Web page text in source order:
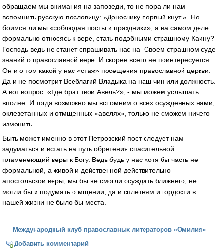
обращаем мы внимания на заповеди, то не пора ли нам
вспомнить русскую пословицу: «Доносчику первый кнут!». Не
боимся ли мы «соблюдая посты и праздники», а на самом деле
формально относясь к вере, стать подобными страшному Каину?
Господь ведь не станет спрашивать нас на Своем страшном суде
знаний о православной вере. И скорее всего не поинтересуется
Он и о том какой у нас «стаж» посещения православной церкви.
Да и не посмотрит Всеблагий Владыка на наш чин или должность.
А вот вопрос: «Где брат твой Авель?», - мы можем услышать
вполне. И тогда возможно мы вспомним о всех осужденных нами,
оклеветанных и отмщенных «авелях», только не сможем ничего
изменить.
Быть может именно в этот Петровский пост следует нам
задуматься и встать на путь обретения спасительной
пламенеющий веры к Богу. Ведь будь у нас хотя бы часть не
формальной, а живой и действенной действительно
апостольской веры, мы бы не смогли осуждать ближнего, не
могли бы и подумать о мщении, да и сплетням и гордости в
нашей жизни не было бы места.
Международный клуб православных литераторов «Омилия»
Добавить комментарий